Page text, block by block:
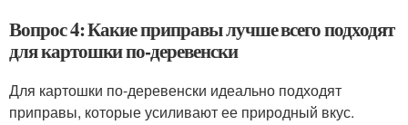
Вопрос 4: Какие приправы лучше всего подходят
для картошки по-деревенски
Для картошки по-деревенски идеально подходят
приправы, которые усиливают ее природный вкус.